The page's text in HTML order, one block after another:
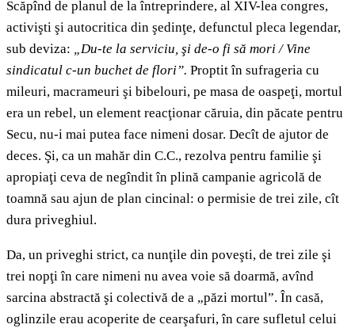
Scăpînd de planul de la întreprindere, al XIV-lea congres,
activişti şi autocritica din şedinţe, defunctul pleca legendar,
sub deviza: „Du-te la serviciu, şi de-o fi să mori / Vine
sindicatul c-un buchet de flori”. Proptit în sufrageria cu
mileuri, macrameuri şi bibelouri, pe masa de oaspeţi, mortul
era un rebel, un element reacţionar căruia, din păcate pentru
Secu, nu-i mai putea face nimeni dosar. Decît de ajutor de
deces. Şi, ca un mahăr din C.C., rezolva pentru familie şi
apropiaţi ceva de negîndit în plină campanie agricolă de
toamnă sau ajun de plan cincinal: o permisie de trei zile, cît
dura priveghiul.
Da, un priveghi strict, ca nunţile din poveşti, de trei zile şi
trei nopţi în care nimeni nu avea voie să doarmă, avînd
sarcina abstractă şi colectivă de a „păzi mortul”. În casă,
oglinzile erau acoperite de cearşafuri, în care sufletul celui